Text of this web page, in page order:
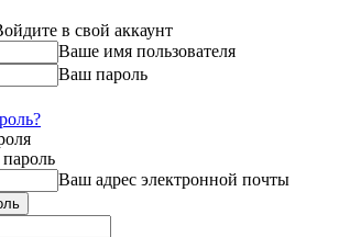
в свой аккаунт
Ваше имя пользователя
Ваш пароль
Ваш адрес электронной почты